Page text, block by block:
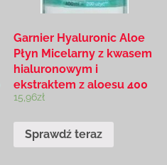
Garnier Hyaluronic Aloe
Płyn Micelarny z kwasem
hialuronowym i
ekstraktem z aloesu 400
ml
15,96zł
Sprawdź teraz